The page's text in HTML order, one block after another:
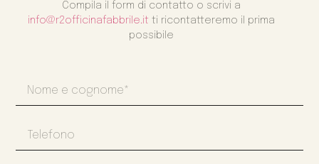
Compila il form di contatto o scrivi a
info@r2officinafabbrile.it ti ricontatteremo il prima
possibile